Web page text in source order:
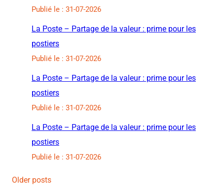
Publié le : 31-07-2026
La Poste – Partage de la valeur : prime pour les
postiers
Publié le : 31-07-2026
La Poste – Partage de la valeur : prime pour les
postiers
Publié le : 31-07-2026
La Poste – Partage de la valeur : prime pour les
postiers
Publié le : 31-07-2026
Older posts